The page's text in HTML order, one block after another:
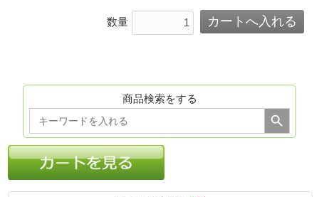
数量
商品検索をする
Search
for:
Search Button